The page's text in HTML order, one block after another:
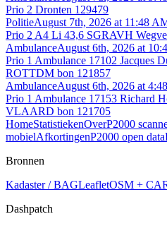
Prio 2 Dronten 129479
PolitieAugust 7th, 2026 at 11:48
Prio 2 A4 Li 43,6 SGRAVH
AmbulanceAugust 6th, 2026 at
Prio 1 Ambulance 17102 Jacques
ROTTDM bon 121857
AmbulanceAugust 6th, 2026 at
Prio 1 Ambulance 17153 Richard
VLAARD bon 121705
HomeStatistiekenOverP2000
mobielAfkortingenP2000 open data
Bronnen
Kadaster / BAGLeafletOSM +
Dashpatch